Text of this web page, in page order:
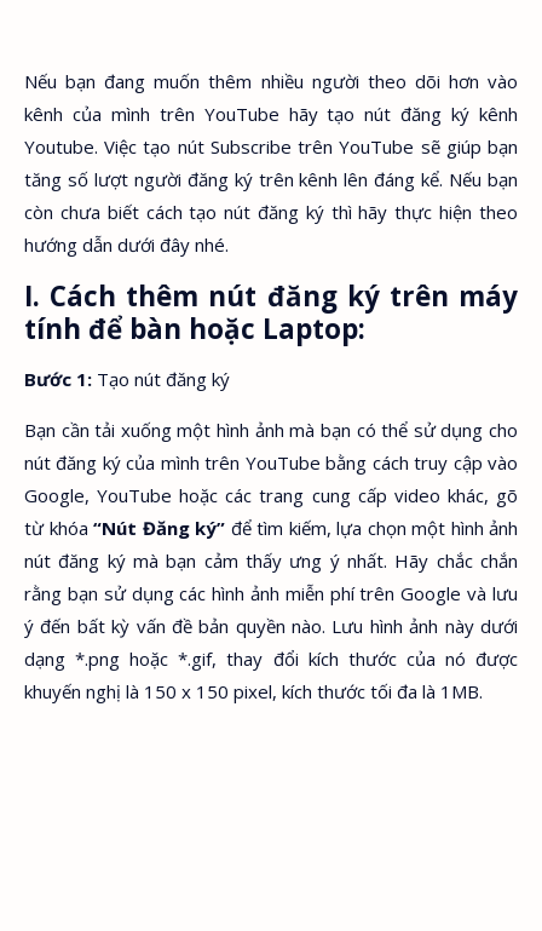
Nếu bạn đang muốn thêm nhiều người theo dõi hơn vào
kênh của mình trên YouTube hãy tạo nút đăng ký kênh
Youtube. Việc tạo nút Subscribe trên YouTube sẽ giúp bạn
tăng số lượt người đăng ký trên kênh lên đáng kể. Nếu bạn
còn chưa biết cách tạo nút đăng ký thì hãy thực hiện theo
hướng dẫn dưới đây nhé.
I. Cách thêm nút đăng ký trên máy
tính để bàn hoặc Laptop:
Bước 1: Tạo nút đăng ký
Bạn cần tải xuống một hình ảnh mà bạn có thể sử dụng cho
nút đăng ký của mình trên YouTube bằng cách truy cập vào
Google, YouTube hoặc các trang cung cấp video khác, gõ
từ khóa “Nút Đăng ký” để tìm kiếm, lựa chọn một hình ảnh
nút đăng ký mà bạn cảm thấy ưng ý nhất. Hãy chắc chắn
rằng bạn sử dụng các hình ảnh miễn phí trên Google và lưu
ý đến bất kỳ vấn đề bản quyền nào. Lưu hình ảnh này dưới
dạng *.png hoặc *.gif, thay đổi kích thước của nó được
khuyến nghị là 150 x 150 pixel, kích thước tối đa là 1MB.